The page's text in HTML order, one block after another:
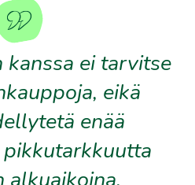
kanssa ei tarvitse
eikä
enää